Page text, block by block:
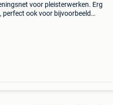
voor pleisterwerken. Erg
perfect ook voor bijvoorbeeld